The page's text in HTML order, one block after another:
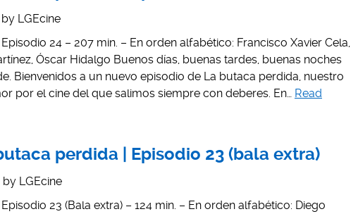
by LGEcine
24 – 207 min. – En orden alfabético: Francisco Xavier Cela,
Óscar Hidalgo Buenos días, buenas tardes, buenas noches
Bienvenidos a un nuevo episodio de La butaca perdida, nuestro
por el cine del que salimos siempre con deberes. En… Read
perdida | Episodio 23 (bala extra)
by LGEcine
23 (Bala extra) – 124 min. – En orden alfabético: Diego